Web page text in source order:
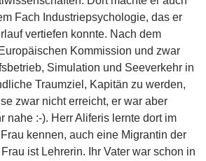
Fach Industriepsychologie, das er
vertiefen konnte. Nach dem
Kommission und zwar
Simulation und Seeverkehr in
Traumziel, Kapitän zu werden,
zwar nicht erreicht, er war aber
nahe :-). Herr Aliferis lernte dort im
kennen, auch eine Migrantin der
ist Lehrerin. Ihr Vater war schon in